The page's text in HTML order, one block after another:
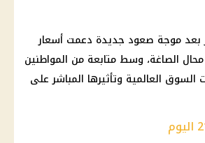
بعد موجة صعود جديدة دعمت أسعار
الصاغة، وسط متابعة من المواطنين
السوق العالمية وتأثيرها المباشر على